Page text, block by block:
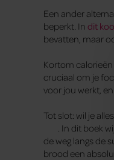
Een ander
beperkt. In dit
bevatten, maar
Kortom calorieën
cruciaal om je
voor jou werkt,
Tot slot: wil je
. In dit boek
de weg langs de
brood een